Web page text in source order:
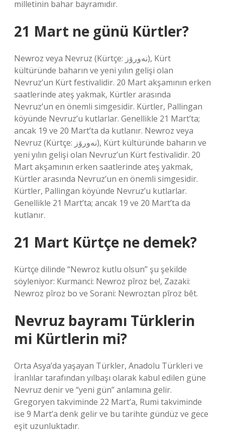
milletinin bahar bayramıdır.
21 Mart ne günü Kürtler?
Newroz veya Nevruz (Kürtçe: نەورۆز), Kürt
kültüründe baharın ve yeni yılın gelişi olan
Nevruz’un Kürt festivalidir. 20 Mart akşamının erken
saatlerinde ateş yakmak, Kürtler arasında
Nevruz’un en önemli simgesidir. Kürtler, Pallingan
köyünde Nevruz’u kutlarlar. Genellikle 21 Mart’ta;
ancak 19 ve 20 Mart’ta da kutlanır. Newroz veya
Nevruz (Kürtçe: نەورۆز), Kürt kültüründe baharın ve
yeni yılın gelişi olan Nevruz’un Kürt festivalidir. 20
Mart akşamının erken saatlerinde ateş yakmak,
Kürtler arasında Nevruz’un en önemli simgesidir.
Kürtler, Pallingan köyünde Nevruz’u kutlarlar.
Genellikle 21 Mart’ta; ancak 19 ve 20 Mart’ta da
kutlanır.
21 Mart Kürtçe ne demek?
Kürtçe dilinde “Newroz kutlu olsun” şu şekilde
söyleniyor: Kurmanci: Newroz pîroz be!, Zazaki:
Newroz pîroz bo ve Sorani: Newroztan pîroz bêt.
Nevruz bayramı Türklerin
mi Kürtlerin mi?
Orta Asya’da yaşayan Türkler, Anadolu Türkleri ve
İranlılar tarafından yılbaşı olarak kabul edilen güne
Nevruz denir ve “yeni gün” anlamına gelir.
Gregoryen takviminde 22 Mart’a, Rumi takviminde
ise 9 Mart’a denk gelir ve bu tarihte gündüz ve gece
eşit uzunluktadır.